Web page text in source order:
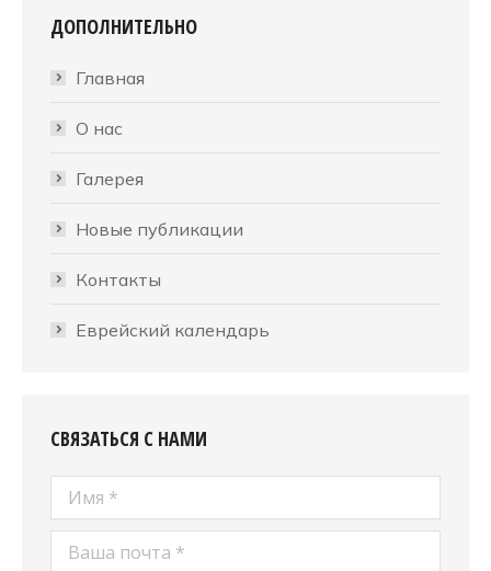
ДОПОЛНИТЕЛЬНО
Главная
О нас
Галерея
Новые публикации
Контакты
Еврейский календарь
СВЯЗАТЬСЯ С НАМИ
Имя *
Ваша почта *